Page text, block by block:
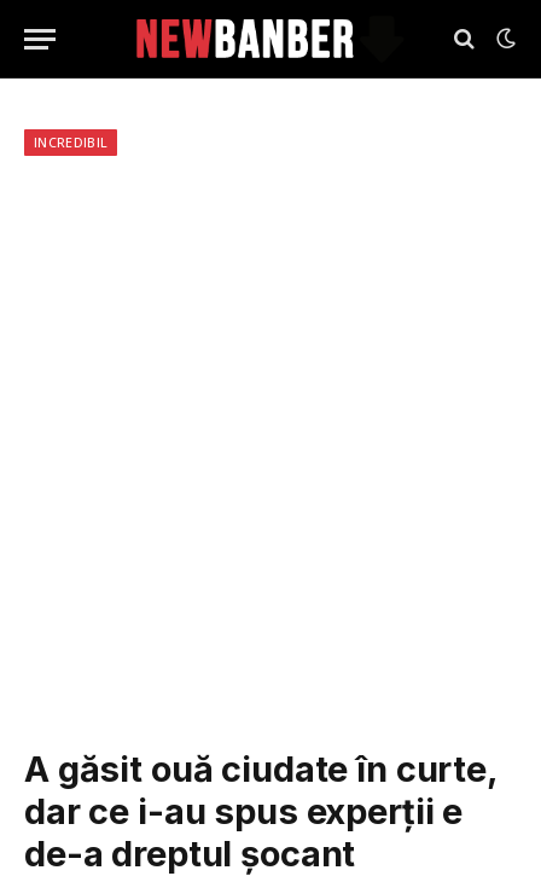
INCREDIBIL
A găsit ouă ciudate în curte,
dar ce i-au spus experții e
de-a dreptul șocant